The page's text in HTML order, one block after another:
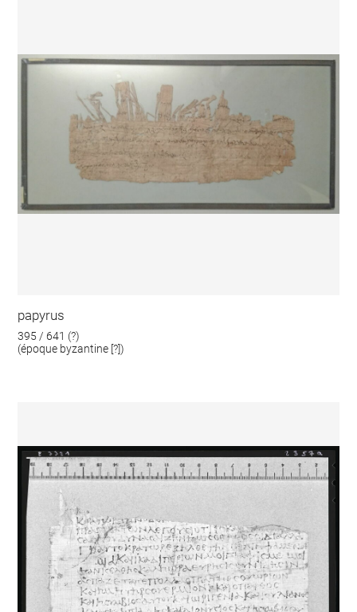
papyrus
395 / 641 (?)
(époque byzantine [?])